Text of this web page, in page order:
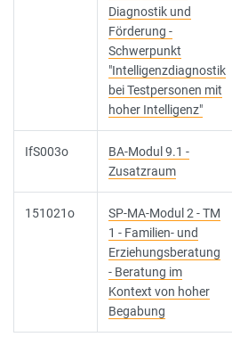
Diagnostik und
Förderung -
Schwerpunkt
"Intelligenzdiagnostik
bei Testpersonen mit
hoher Intelligenz"
IfS003o
BA-Modul 9.1 -
Zusatzraum
151021o
SP-MA-Modul 2 - TM
1 - Familien- und
Erziehungsberatung
- Beratung im
Kontext von hoher
Begabung